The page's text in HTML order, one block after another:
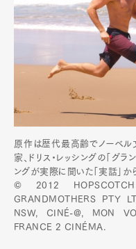
原作は歴代最高齢でノーベ
家、ドリス・レッシングの「グラ
ングが実際に聞いた「実話」か
© 2012
GRANDMOTHERS PTY
NSW, CINÉ-@, MON
FRANCE 2 CINÉMA.